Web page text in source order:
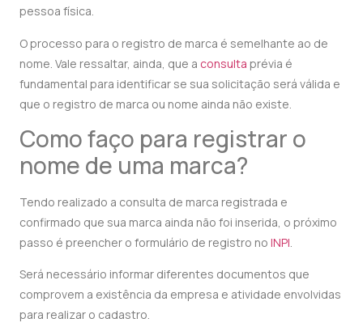
pessoa física.
O processo para o registro de marca é semelhante ao de
nome. Vale ressaltar, ainda, que a consulta prévia é
fundamental para identificar se sua solicitação será válida e
que o registro de marca ou nome ainda não existe.
Como faço para registrar o
nome de uma marca?
Tendo realizado a consulta de marca registrada e
confirmado que sua marca ainda não foi inserida, o próximo
passo é preencher o formulário de registro no INPI.
Será necessário informar diferentes documentos que
comprovem a existência da empresa e atividade envolvidas
para realizar o cadastro.